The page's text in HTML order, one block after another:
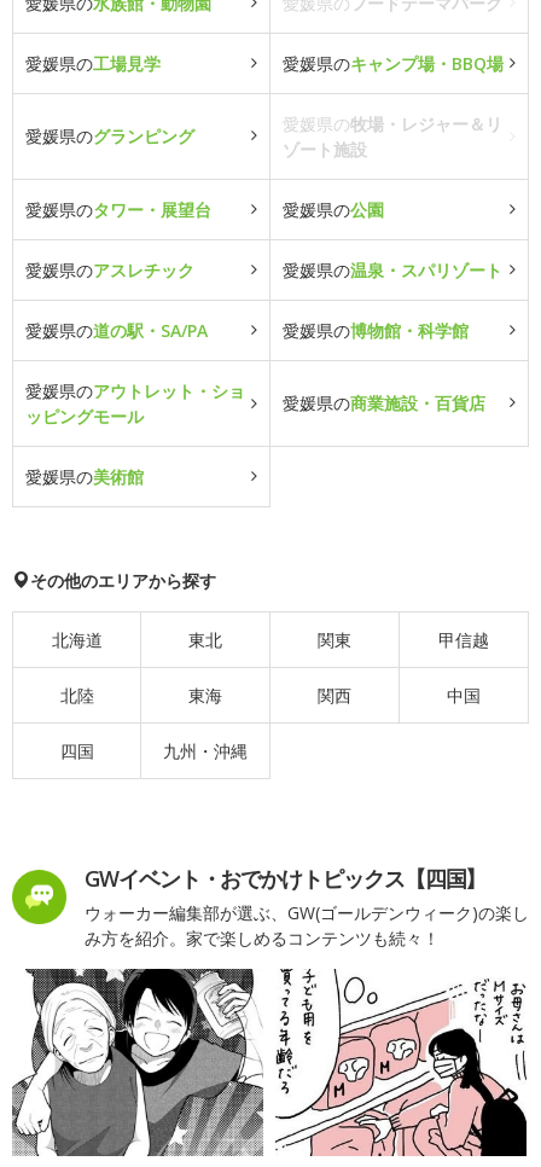
愛媛県の工場見学 愛媛県のキャンプ場・BBQ場
愛媛県のグランピング
愛媛県の牧場・レジャー＆リ
ゾート施設
愛媛県のタワー・展望台 愛媛県の公園
愛媛県のアスレチック 愛媛県の温泉・スパリゾート
愛媛県の道の駅・SA/PA 愛媛県の博物館・科学館
愛媛県のアウトレット・ショ
ッピングモール
愛媛県の商業施設・百貨店
愛媛県の美術館
その他のエリアから探す
北海道 東北 関東 甲信越
北陸 東海 関西 中国
四国 九州・沖縄
GWイベント・おでかけトピックス【四国】
ウォーカー編集部が選ぶ、GW(ゴールデンウィーク)の楽し
み方を紹介。家で楽しめるコンテンツも続々！